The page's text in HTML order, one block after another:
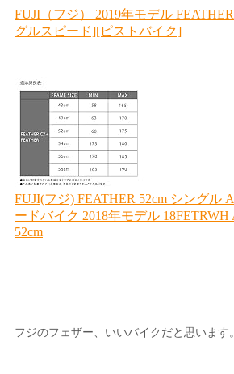
フジのフェザー、いいバイクだと思います。